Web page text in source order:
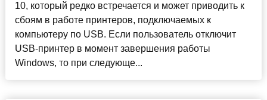
10, который редко встречается и может приводить к
сбоям в работе принтеров, подключаемых к
компьютеру по USB. Если пользователь отключит
USB-принтер в момент завершения работы
Windows, то при следующе...